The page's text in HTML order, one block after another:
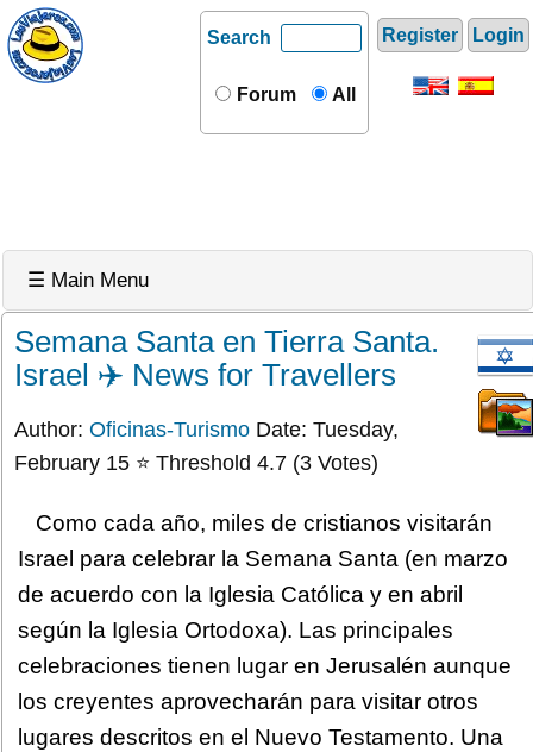
Register Login
Search
Forum All
☰ Main Menu
Semana Santa en Tierra Santa.
Israel ✈️ News for Travellers
Author: Oficinas-Turismo Date: Tuesday,
February 15 ⭐ Threshold 4.7 (3 Votes)
Como cada año, miles de cristianos visitarán
Israel para celebrar la Semana Santa (en marzo
de acuerdo con la Iglesia Católica y en abril
según la Iglesia Ortodoxa). Las principales
celebraciones tienen lugar en Jerusalén aunque
los creyentes aprovecharán para visitar otros
lugares descritos en el Nuevo Testamento. Una